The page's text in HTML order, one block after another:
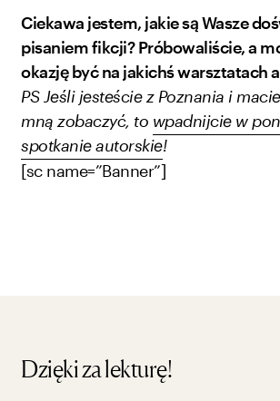
Ciekawa jestem, jakie są Wasze
pisaniem fikcji? Próbowaliście, a
okazję być na jakichś warsztatach
PS Jeśli jesteście z Poznania i
mną zobaczyć, to wpadnijcie w
spotkanie autorskie!
[sc name=”Banner”]
Dzięki za lekturę!